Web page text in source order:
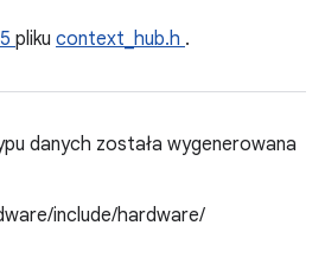
pliku context_hub.h .
danych została wygenerowana
include/hardware/